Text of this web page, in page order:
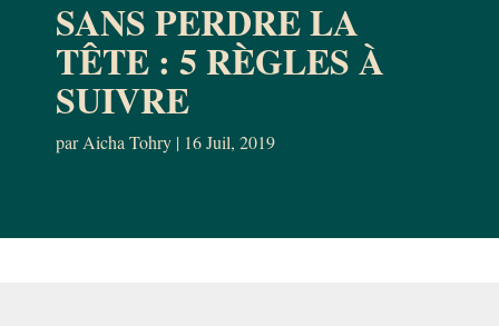
SANS PERDRE LA
TÊTE : 5 RÈGLES À
SUIVRE
parAicha Tohry | 16 Juil, 2019